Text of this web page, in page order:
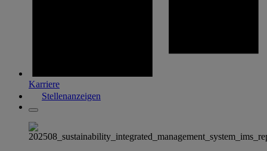
Karriere
Stellenanzeigen